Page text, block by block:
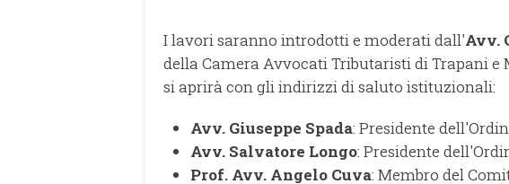
I lavori saranno introdotti e moderati dall'Avv.
della Camera Avvocati Tributaristi di Trapani
si aprirà con gli indirizzi di saluto istituzionali:
Avv. Giuseppe Spada: Presidente
Avv. Salvatore Longo: Presidente
Prof. Avv. Angelo Cuva: Membro del